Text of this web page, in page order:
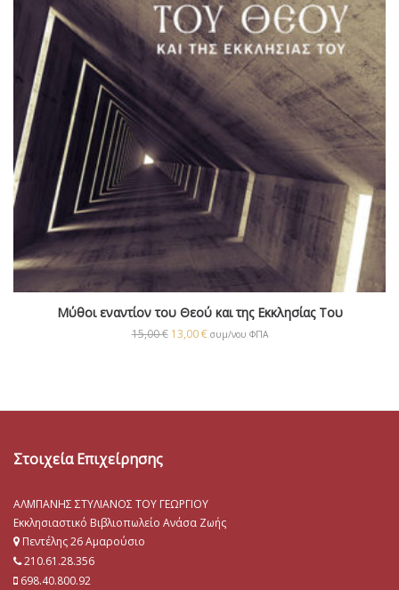
Μύθοι εναντίον του Θεού και της Εκκλησίας Του
15,00€ 13,00€ συμ/νου ΦΠΑ
Στοιχεία Επιχείρησης
ΑΛΜΠΑΝΗΣ ΣΤΥΛΙΑΝΟΣ ΤΟΥ ΓΕΩΡΓΙΟΥ
Εκκλησιαστικό Βιβλιοπωλείο Ανάσα Ζωής
Πεντέλης 26 Αμαρούσιο
210.61.28.356
698.40.800.92